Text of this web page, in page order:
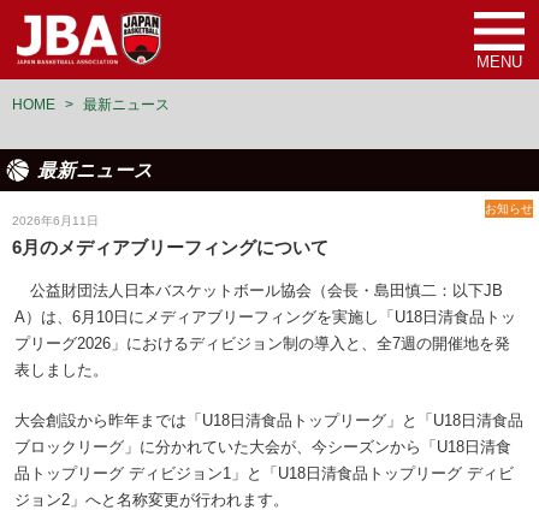
MENU
HOME > 最新ニュース
最新ニュース
2026年6月11日
お知らせ
6月のメディアブリーフィングについて
公益財団法人日本バスケットボール協会（会長・島田慎二：以下JB
A）は、6月10日にメディアブリーフィングを実施し「U18日清食品トッ
プリーグ2026」におけるディビジョン制の導入と、全7週の開催地を発
表しました。
大会創設から昨年までは「U18日清食品トップリーグ」と「U18日清食品
ブロックリーグ」に分かれていた大会が、今シーズンから「U18日清食
品トップリーグ ディビジョン1」と「U18日清食品トップリーグ ディビ
ジョン2」へと名称変更が行われます。